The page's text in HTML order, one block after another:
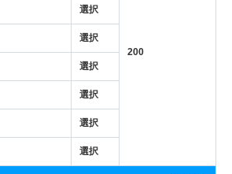
200
選択
選択
選択
選択
選択
選択